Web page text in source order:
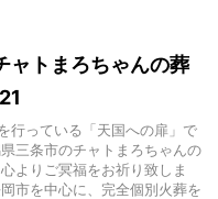
ャトまろちゃんの葬
行っている「天国への扉」で
三条市のチャトまろちゃんの
よりご冥福をお祈り致しま
市を中心に、完全個別火葬を